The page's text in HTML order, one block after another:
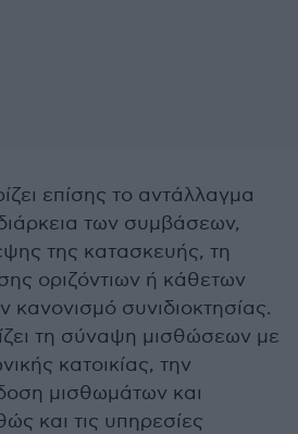
επίσης το αντάλλαγμα
των συμβάσεων,
της κατασκευής, τη
οριζόντιων ή κάθετων
κανονισμό συνιδιοκτησίας.
τη σύναψη μισθώσεων με
κατοικίας, την
μισθωμάτων και
και τις υπηρεσίες